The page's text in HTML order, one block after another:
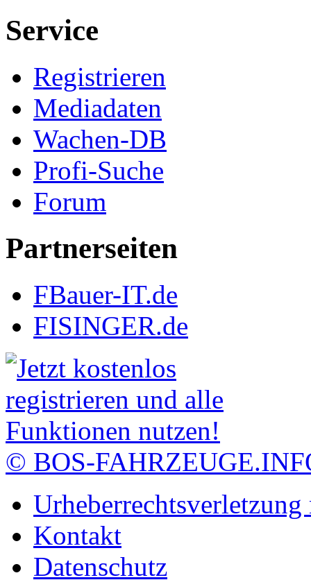
Service
Registrieren
Mediadaten
Wachen-DB
Profi-Suche
Forum
Partnerseiten
FBauer-IT.de
FISINGER.de
© BOS-
Urheberrechtsverletzung
Kontakt
Datenschutz